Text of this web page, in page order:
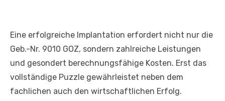
Eine erfolgreiche Implantation erfordert nicht nur die
Geb.-Nr. 9010 GOZ, sondern zahlreiche Leistungen
und gesondert berechnungsfähige Kosten. Erst das
vollständige Puzzle gewährleistet neben dem
fachlichen auch den wirtschaftlichen Erfolg.